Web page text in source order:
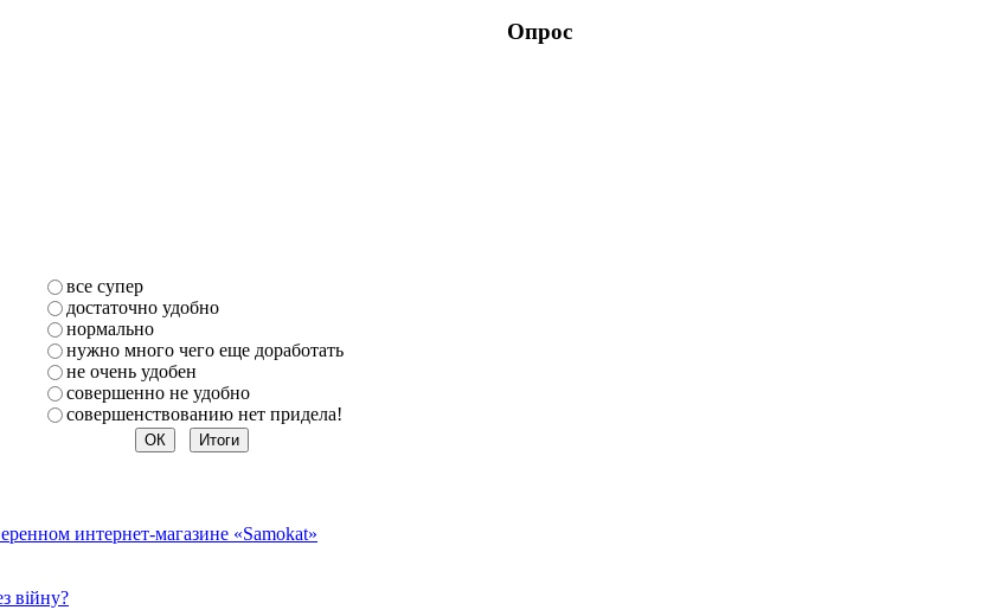
Опрос
все супер
достаточно удобно
нормально
нужно много чего еще доработать
не очень удобен
совершенно не удобно
совершенствованию нет придела!
интернет-магазине «Samokat»
війну?